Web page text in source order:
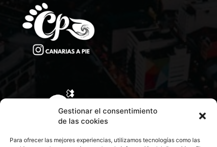
Gestionar el consentimiento
de las cookies
Para ofrecer las mejores experiencias, utilizamos tecnologías como las